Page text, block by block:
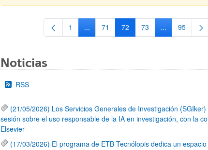
Página
1 ...Páginas intermedias Use TAB para
Página
71 Página
72 Página
73 ...PáginasPágina
95
Noticias
RSS
(21/05/2026) Los Servicios Generales de Investigación
sesión sobre el uso responsable de la IA en investigación, con la
Elsevier
(17/03/2026) El programa de ETB Tecnólopis dedica un